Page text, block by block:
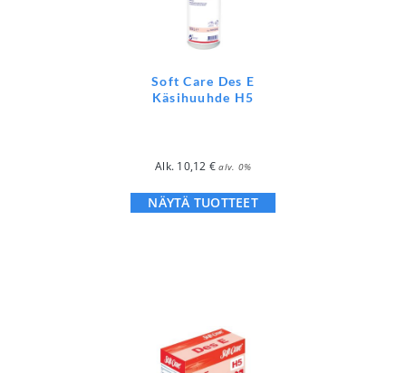
Soft Care Des E
Käsihuuhde H5
Alk. 10,12 € alv. 0%
NÄYTÄ TUOTTEET